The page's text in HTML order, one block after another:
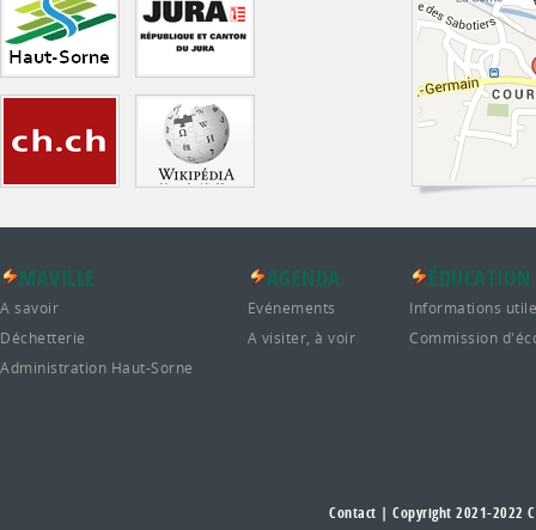
MAVILLE
A savoir
Déchetterie
Administration Haut-Sorne
AGENDA
Evénements
A visiter, à voir
ÉDUCATION
Informations
Commission
Contact | Copyright 2021-2022